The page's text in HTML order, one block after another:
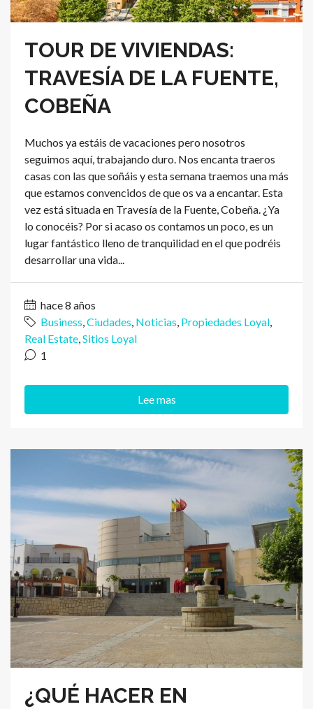
TOUR DE VIVIENDAS:
TRAVESÍA DE LA FUENTE,
COBEÑA
Muchos ya estáis de vacaciones pero nosotros
seguimos aquí, trabajando duro. Nos encanta traeros
casas con las que soñáis y esta semana traemos una más
que estamos convencidos de que os va a encantar. Esta
vez está situada en Travesía de la Fuente, Cobeña. ¿Ya
lo conocéis? Por si acaso os contamos un poco, es un
lugar fantástico lleno de tranquilidad en el que podréis
desarrollar una vida...
hace 8 años
Business Ciudades Noticias Propiedades Loyal
Real Estate Sitios Loyal
1
Lee mas
¿QUÉ HACER EN